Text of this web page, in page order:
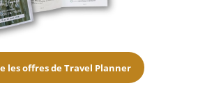
les offres de Travel Planner